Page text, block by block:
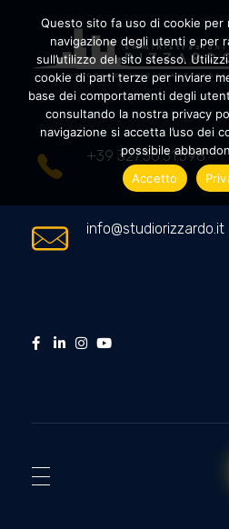
Amministrazioni Rizzardo
+39 327.36.31.598
info@studiorizzardo.it
Questo sito fa uso di cookie per
navigazione degli utenti e per
sull’utilizzo del sito stesso.
cookie di parti terze per inviare
base dei comportamenti degli
consultando la nostra privacy
navigazione si accetta l’uso dei
possibile
Accetto